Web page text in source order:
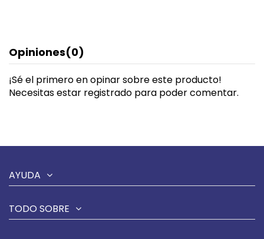
Opiniones(0)
¡Sé el primero en opinar sobre este producto!
Necesitas estar registrado para poder comentar.
AYUDA
TODO SOBRE